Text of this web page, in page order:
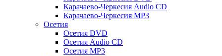
Карачаево-Черкесия Audio CD
Карачаево-Черкесия MP3
Осетия
Осетия DVD
Осетия Audio CD
Осетия MP3